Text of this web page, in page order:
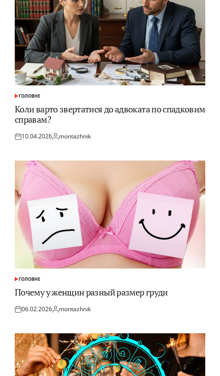
ОПУБЛІКУВАТИ
У
ГОЛОВНЕ
Коли варто звертатися до адвоката по спадковим
справам?
Оприлюднено
10.04.2026Опубліковано
montazhnik
ОПУБЛІКУВАТИ
У
ГОЛОВНЕ
Почему у женщин разный размер груди
Оприлюднено
06.02.2026Опубліковано
montazhnik